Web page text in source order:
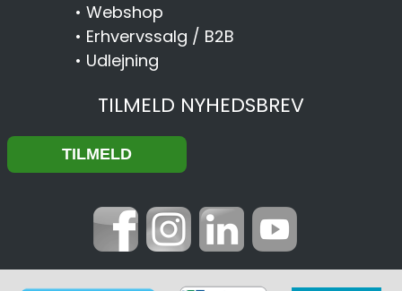
• Webshop
• Erhvervssalg / B2B
• Udlejning
TILMELD NYHEDSBREV